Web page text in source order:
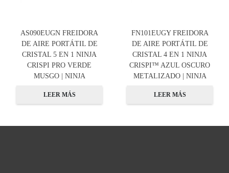
AS090EUGN FREIDORA
DE AIRE PORTÁTIL DE
CRISTAL 5 EN 1 NINJA
CRISPI PRO VERDE
MUSGO | NINJA
LEER MÁS
FN101EUGY FREIDORA
DE AIRE PORTÁTIL DE
CRISTAL 4 EN 1 NINJA
CRISPI™ AZUL OSCURO
METALIZADO | NINJA
LEER MÁS